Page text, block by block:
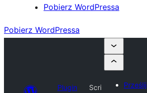
Pobierz WordPressa
Pobierz WordPressa
Plugin
Scri
Prześlij